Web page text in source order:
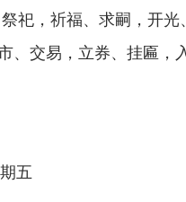
祀，祈福、求嗣，开
、交易，立券、挂匾，
五